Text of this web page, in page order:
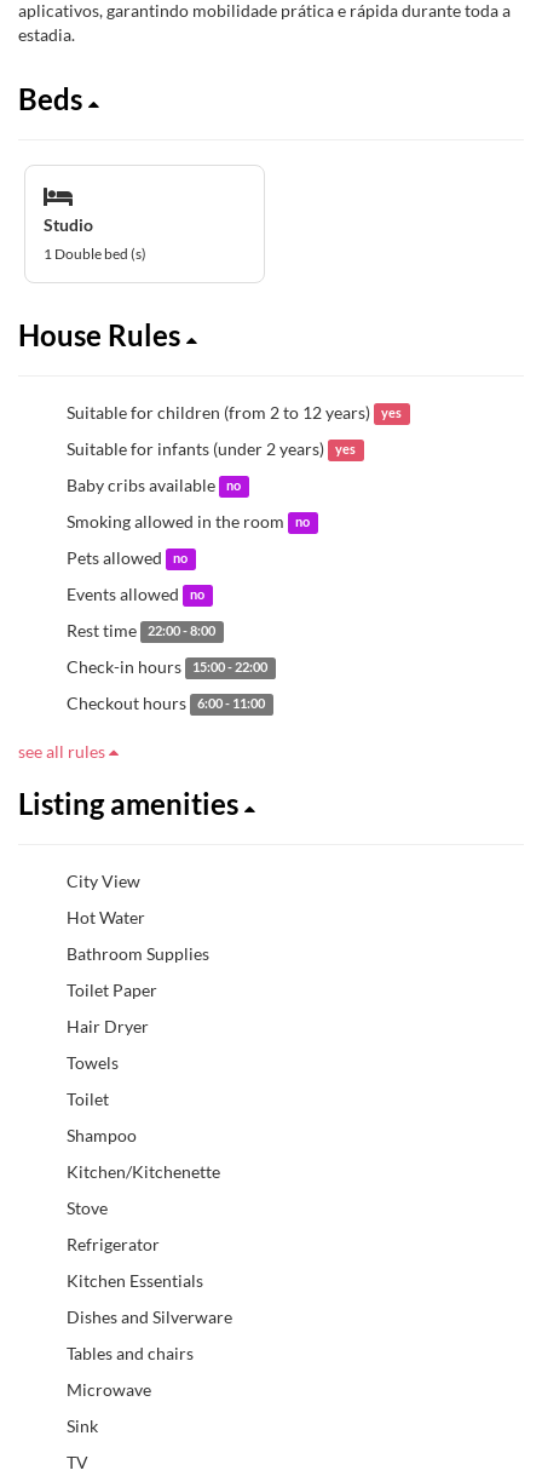
aplicativos, garantindo mobilidade prática e rápida durante toda a
estadia.
Beds
Studio
1 Double bed (s)
House Rules
Suitable for children (from 2 to 12 years) yes
Suitable for infants (under 2 years) yes
Baby cribs available no
Smoking allowed in the room no
Pets allowed no
Events allowed no
Rest time 22:00 - 8:00
Check-in hours 15:00 - 22:00
Checkout hours 6:00 - 11:00
see all rules
Listing amenities
City View
Hot Water
Bathroom Supplies
Toilet Paper
Hair Dryer
Towels
Toilet
Shampoo
Kitchen/Kitchenette
Stove
Refrigerator
Kitchen Essentials
Dishes and Silverware
Tables and chairs
Microwave
Sink
TV